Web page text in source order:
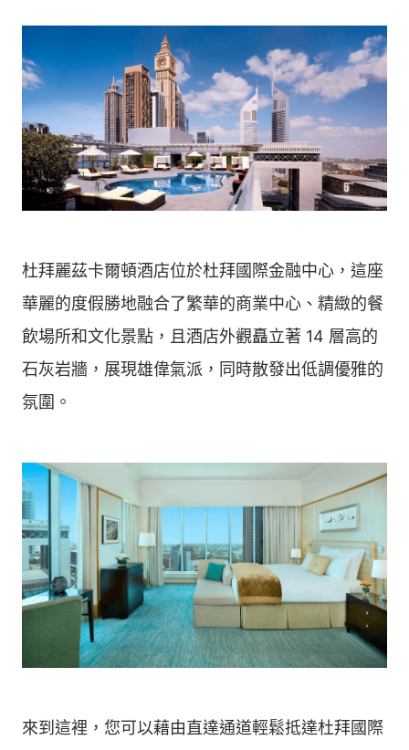
杜拜麗茲卡爾頓酒店位於杜拜國際金融中心，這座
華麗的度假勝地融合了繁華的商業中心、精緻的餐
飲場所和文化景點，且酒店外觀矗立著 14 層高的
石灰岩牆，展現雄偉氣派，同時散發出低調優雅的
氛圍。
來到這裡，您可以藉由直達通道輕鬆抵達杜拜國際